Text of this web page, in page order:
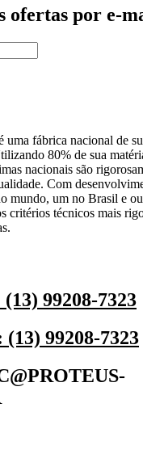
ofertas por e-
uma fábrica nacional de
80% de sua
nacionais são
Com
mundo, um no Brasil e
critérios técnicos mais
99208-7323
99208-7323